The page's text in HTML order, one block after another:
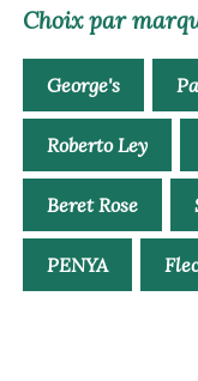
Choix par
George's
Roberto Ley
Beret Rose
PENYA